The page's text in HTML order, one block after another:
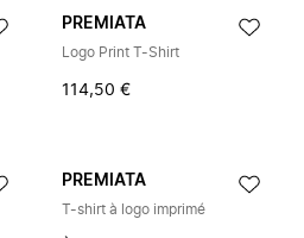
PREMIATA
Logo Print T-Shirt
114,50 €
PREMIATA
T-shirt à logo imprimé